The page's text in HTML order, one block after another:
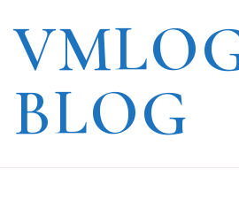
content
BLOG